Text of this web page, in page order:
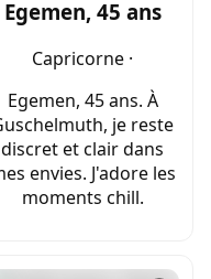
Egemen, 45 ans
Capricorne ·
Egemen, 45 ans. À
je reste
discret et clair dans
envies. J'adore les
moments chill.